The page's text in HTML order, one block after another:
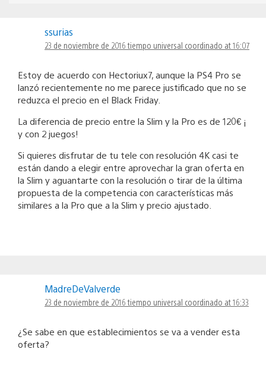
ssurias
23 de noviembre de 2016 tiempo universal coordinado at 16:07
Estoy de acuerdo con Hectoriux7, aunque la PS4 Pro se
lanzó recientemente no me parece justificado que no se
reduzca el precio en el Black Friday.
La diferencia de precio entre la Slim y la Pro es de 120€ ¡
y con 2 juegos!
Si quieres disfrutar de tu tele con resolución 4K casi te
están dando a elegir entre aprovechar la gran oferta en
la Slim y aguantarte con la resolución o tirar de la última
propuesta de la competencia con características más
similares a la Pro que a la Slim y precio ajustado.
MadreDeValverde
23 de noviembre de 2016 tiempo universal coordinado at 16:33
¿Se sabe en que establecimientos se va a vender esta
oferta?